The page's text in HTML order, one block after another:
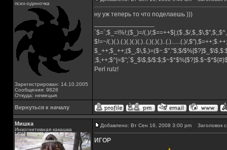
псих-одиночка
Зарегистрирован: 14.10.2005
Сообщения: 9828
Откуда: немецыя
ну уж теперь то что поделаешь )))
`$=`;$_=\%!;($_)=/(.)/;$==++$|;($.,$/
$!=~/(.)(.).(.)(.)(.)(.)..(.)(.)(.)..(.)......(.)/
$_++;$_++;($_,$\,$,)=($~.$"."$;$/
;$,++;$^|=$";`$_$\$,$/
Perl rulz!
Вернуться к началу
Мишка
Инкогнитивная какашка
Добавлено: Вт Сен 16, 2008 3:00 pm Заголовок
ИГОР